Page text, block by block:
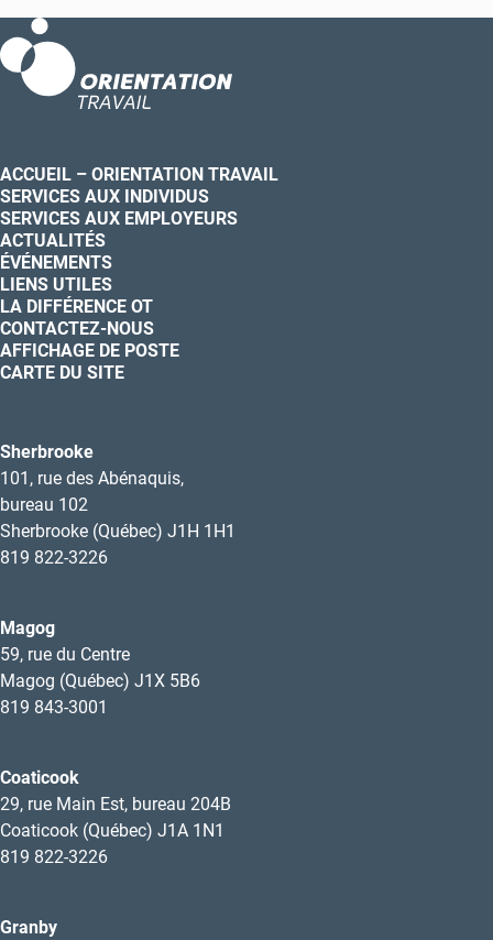
ACCUEIL – ORIENTATION TRAVAIL
SERVICES AUX INDIVIDUS
SERVICES AUX EMPLOYEURS
ACTUALITÉS
ÉVÉNEMENTS
LIENS UTILES
LA DIFFÉRENCE OT
CONTACTEZ-NOUS
AFFICHAGE DE POSTE
CARTE DU SITE
Sherbrooke
101, rue des Abénaquis,
bureau 102
Sherbrooke (Québec) J1H 1H1
819 822-3226
Magog
59, rue du Centre
Magog (Québec) J1X 5B6
819 843-3001
Coaticook
29, rue Main Est, bureau 204B
Coaticook (Québec) J1A 1N1
819 822-3226
Granby